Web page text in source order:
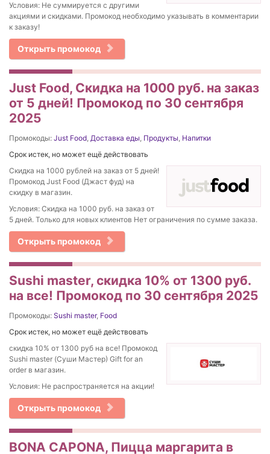
Условия: Не суммируется с другими
акциями и скидками. Промокод необходимо указывать в комментарии
к заказу!
Открыть промокод
Just Food, Скидка на 1000 руб. на заказ
от 5 дней! Промокод по 30 сентября
2025
Промокоды: Just Food, Доставка еды, Продукты, Напитки
Срок истек, но может ещё действовать
Скидка на 1000 рублей на заказ от 5 дней!
Промокод Just Food (Джаст фуд) на
скидку в магазин.
Условия: Скидка на 1000 руб. на заказ от
5 дней. Только для новых клиентов Нет ограничения по сумме заказа.
Открыть промокод
Sushi master, скидка 10% от 1300 руб.
на все! Промокод по 30 сентября 2025
Промокоды: Sushi master, Food
Срок истек, но может ещё действовать
скидка 10% от 1300 руб на все! Промокод
Sushi master (Суши Мастер) Gift for an
order в магазин.
Условия: Не распространяется на акции!
Открыть промокод
BONA CAPONA, Пицца маргарита в